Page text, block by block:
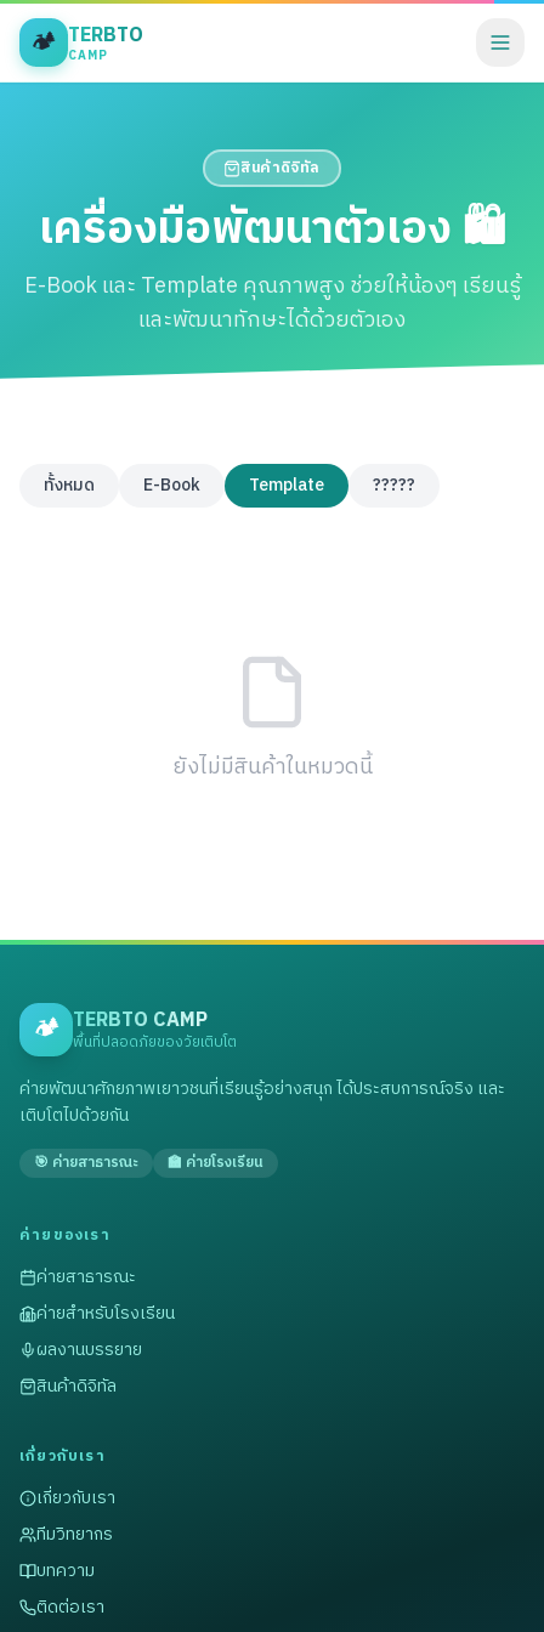
🏕️ TERBTO
CAMP
สินค้าดิจิทัล
เครื่องมือพัฒนาตัวเอง 🛍️
E-Book และ Template คุณภาพสูง ช่วยให้น้องๆ เรียนรู้
และพัฒนาทักษะได้ด้วยตัวเอง
ทั้งหมด E-Book Template ?????
ยังไม่มีสินค้าในหมวดนี้
🏕️ TERBTO CAMP
พื้นที่ปลอดภัยของวัยเติบโต
ค่ายพัฒนาศักยภาพเยาวชนที่เรียนรู้อย่างสนุก ได้ประสบการณ์จริง และ
เติบโตไปด้วยกัน
🎯 ค่ายสาธารณะ 🏫 ค่ายโรงเรียน
ค่ายของเรา
ค่ายสาธารณะ
ค่ายสำหรับโรงเรียน
ผลงานบรรยาย
สินค้าดิจิทัล
เกี่ยวกับเรา
เกี่ยวกับเรา
ทีมวิทยากร
บทความ
ติดต่อเรา